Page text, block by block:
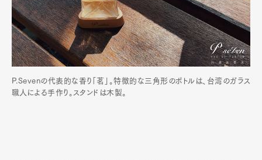
P.Sevenの代表的な香り「茗」。特徴的な三角形のボトルは、台湾のガラス
職人による手作り。スタンドは木製。